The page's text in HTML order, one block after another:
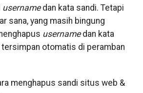
usernamedan kata sandi. Tetapi
sana, yang masih bingung
usernamedan kata
tersimpan otomatis di peramban
menghapus sandi situs web &